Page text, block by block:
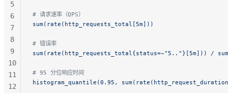
# 请求速率（QPS）
sum(rate(http_requests_total[5m]))
# 错误率
sum(rate(http_requests_total{status=~"5.."}[5m])) /
# 95 分位响应时间
histogram_quantile(0.95,
5
6
7
8
9
10
11
12